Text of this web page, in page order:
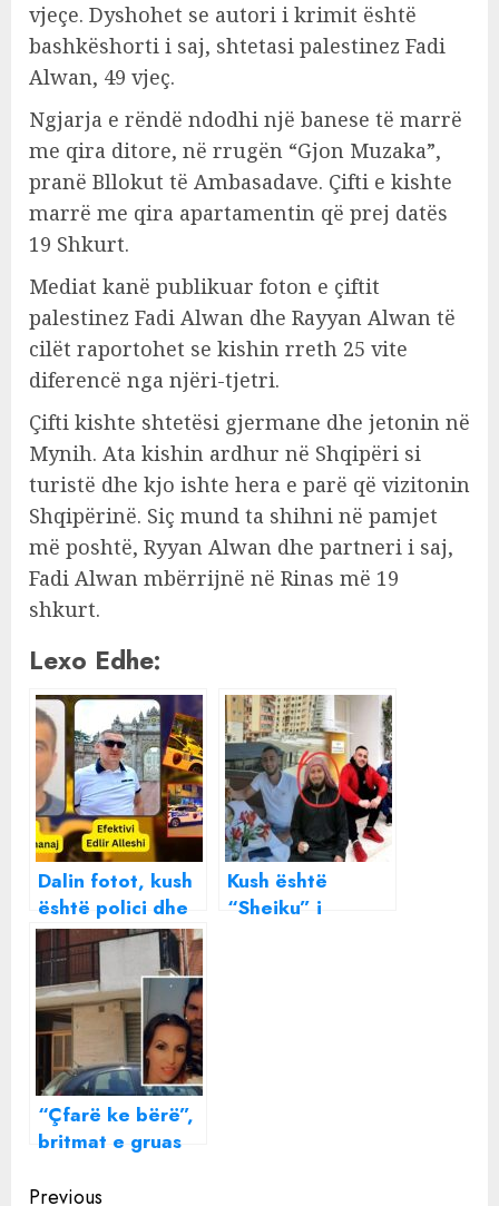
vjeçe. Dyshohet se autori i krimit është
bashkëshorti i saj, shtetasi palestinez Fadi
Alwan, 49 vjeç.
Ngjarja e rëndë ndodhi një banese të marrë
me qira ditore, në rrugën “Gjon Muzaka”,
pranë Bllokut të Ambasadave. Çifti e kishte
marrë me qira apartamentin që prej datës
19 Shkurt.
Mediat kanë publikuar foton e çiftit
palestinez Fadi Alwan dhe Rayyan Alwan të
cilët raportohet se kishin rreth 25 vite
diferencë nga njëri-tjetri.
Çifti kishte shtetësi gjermane dhe jetonin në
Mynih. Ata kishin ardhur në Shqipëri si
turistë dhe kjo ishte hera e parë që vizitonin
Shqipërinë. Siç mund ta shihni në pamjet
më poshtë, Ryyan Alwan dhe partneri i saj,
Fadi Alwan mbërrijnë në Rinas më 19
shkurt.
Lexo Edhe:
Dalin fotot, kush
është polici dhe
autori i plagosjes
në Tiranë
Kush është
“Sheiku” i
“Çfarë ke bërë”,
britmat e gruas
burri bukëpjekës
Previous